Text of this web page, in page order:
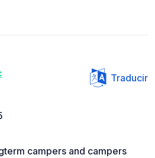
Traducir
campers and campers